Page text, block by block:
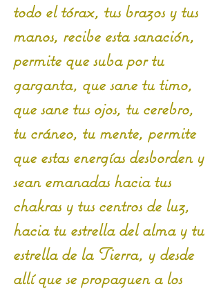
todo el tórax, tus brazos y tus
manos, recibe esta sanación,
permite que suba por tu
garganta, que sane tu timo,
que sane tus ojos, tu cerebro,
tu cráneo, tu mente, permite
que estas energías desborden y
sean emanadas hacia tus
chakras y tus centros de luz,
hacia tu estrella del alma y tu
estrella de la Tierra, y desde
allí que se propaguen a los